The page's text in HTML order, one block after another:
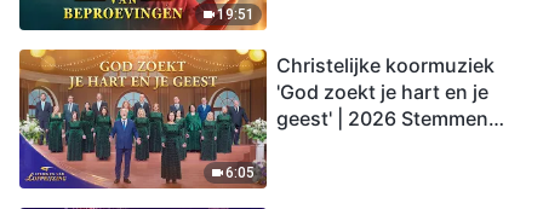
19:51
6:05
Christelijke koormuziek
'God zoekt je hart en je
geest' | 2026 Stemmen